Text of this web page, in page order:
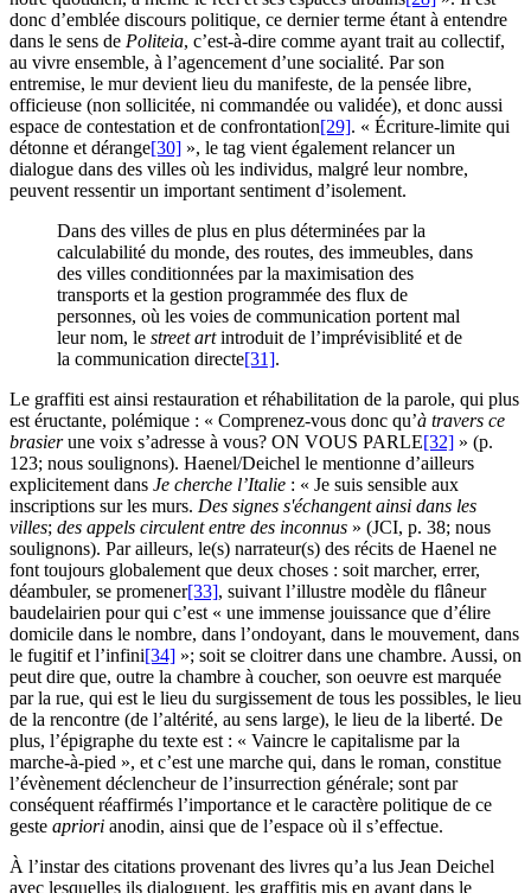
donc d’emblée discours politique, ce dernier terme étant à entendre
dans le sens de Politeia, c’est-à-dire comme ayant trait au collectif,
au vivre ensemble, à l’agencement d’une socialité. Par son
entremise, le mur devient lieu du manifeste, de la pensée libre,
officieuse (non sollicitée, ni commandée ou validée), et donc aussi
espace de contestation et de confrontation[29]. « Écriture-limite qui
détonne et dérange[30] », le tag vient également relancer un
dialogue dans des villes où les individus, malgré leur nombre,
peuvent ressentir un important sentiment d’isolement.
Dans des villes de plus en plus déterminées par la
calculabilité du monde, des routes, des immeubles, dans
des villes conditionnées par la maximisation des
transports et la gestion programmée des flux de
personnes, où les voies de communication portent mal
leur nom, le street artintroduit de l’imprévisiblité et de
la communication directe[31].
Le graffiti est ainsi restauration et réhabilitation de la parole, qui plus
est éructante, polémique : « Comprenez-vous donc qu’à travers ce
brasierune voix s’adresse à vous? ON VOUS PARLE[32] » (p.
123; nous soulignons). Haenel/Deichel le mentionne d’ailleurs
explicitement dans Je cherche l’Italie : « Je suis sensible aux
inscriptions sur les murs. Des signes s'échangent ainsi dans les
villes; des appels circulent entre des inconnus » (JCI, p. 38; nous
soulignons). Par ailleurs, le(s) narrateur(s) des récits de Haenel ne
font toujours globalement que deux choses : soit marcher, errer,
déambuler, se promener[33], suivant l’illustre modèle du flâneur
baudelairien pour qui c’est « une immense jouissance que d’élire
domicile dans le nombre, dans l’ondoyant, dans le mouvement, dans
le fugitif et l’infini[34] »; soit se cloitrer dans une chambre. Aussi, on
peut dire que, outre la chambre à coucher, son oeuvre est marquée
par la rue, qui est le lieu du surgissement de tous les possibles, le lieu
de la rencontre (de l’altérité, au sens large), le lieu de la liberté. De
plus, l’épigraphe du texte est : « Vaincre le capitalisme par la
marche-à-pied », et c’est une marche qui, dans le roman, constitue
l’évènement déclencheur de l’insurrection générale; sont par
conséquent réaffirmés l’importance et le caractère politique de ce
geste apriori anodin, ainsi que de l’espace où il s’effectue.
À l’instar des citations provenant des livres qu’a lus Jean Deichel
avec lesquelles ils dialoguent, les graffitis mis en avant dans le